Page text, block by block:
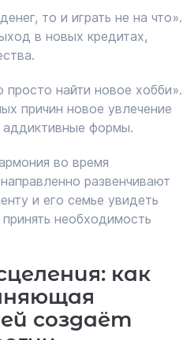
то и играть не на что».
в новых кредитах,
найти новое хобби».
причин новое увлечение
аддиктивные формы.
во время
развенчивают
и его семье увидеть
необходимость
как
создаёт